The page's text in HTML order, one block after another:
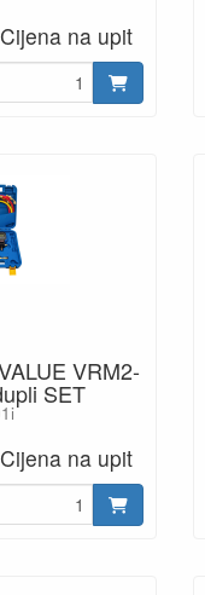
Cijena na upit
VRM2-
SET
Cijena na upit